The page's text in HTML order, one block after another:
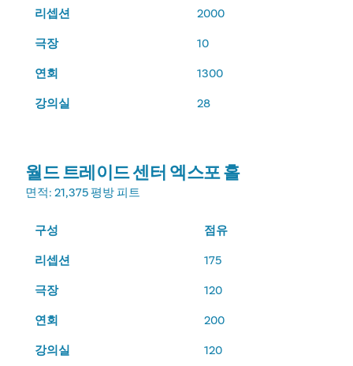
리셉션
2000
극장
10
연회
1300
강의실
28
월드 트레이드 센터 엑스포 홀
면적: 21,375 평방 피트
구성
점유
리셉션
175
극장
120
연회
200
강의실
120